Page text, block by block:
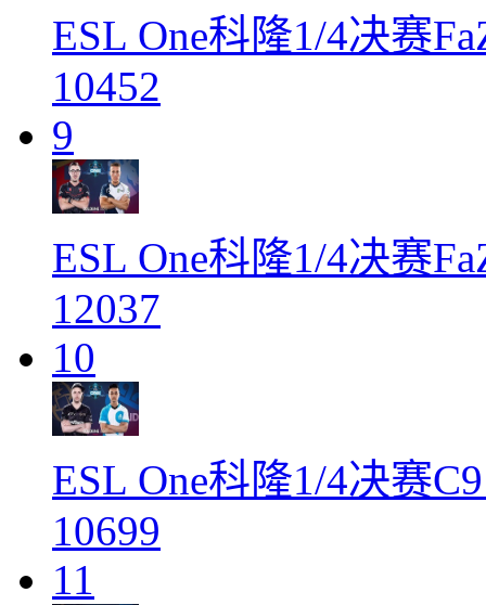
ESL One科隆1/4决赛
10452
9
ESL One科隆1/4决赛
12037
10
ESL One科隆1/4决赛
10699
11